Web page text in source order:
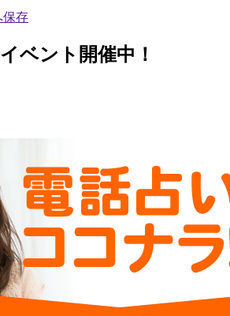
ベント開催中！